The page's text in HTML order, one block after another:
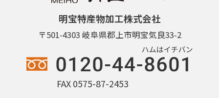
明宝特産物加工株式会社
〒501-4303 岐阜県郡上市明宝気良33-2
FAX 0575-87-2453